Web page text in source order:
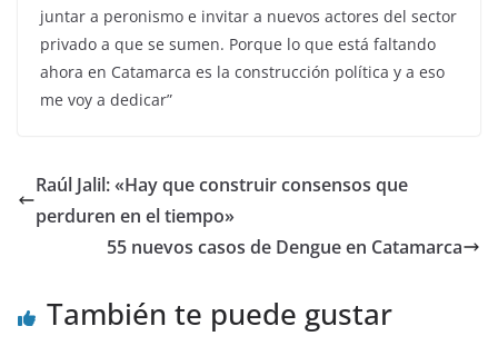
juntar a peronismo e invitar a nuevos actores del sector
privado a que se sumen. Porque lo que está faltando
ahora en Catamarca es la construcción política y a eso
me voy a dedicar”
Raúl Jalil: «Hay que construir consensos que
perduren en el tiempo»
55 nuevos casos de Dengue en Catamarca
También te puede gustar